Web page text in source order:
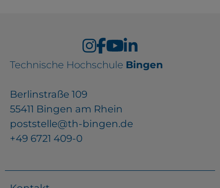
Technische Hochschule Bingen
Berlinstraße 109
55411 Bingen am Rhein
poststelle@th-bingen.de
+49 6721 409-0